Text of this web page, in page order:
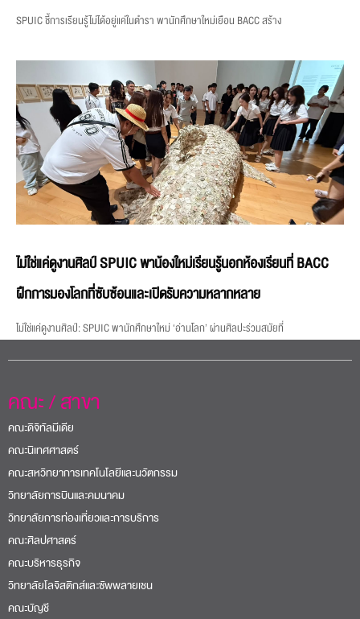
SPUIC ชี้การเรียนรู้ไม่ได้อยู่แค่ในตำรา พานักศึกษาใหม่เยือน BACC สร้าง
ไม่ใช่แค่ดูงานศิลป์ SPUIC พาน้องใหม่เรียนรู้นอกห้องเรียนที่ BACC
ฝึกการมองโลกที่ซับซ้อนและเปิดรับความหลากหลาย
ไม่ใช่แค่ดูงานศิลป์: SPUIC พานักศึกษาใหม่ ‘อ่านโลก’ ผ่านศิลปะร่วมสมัยที่
คณะ / สาขา
คณะดิจิทัลมีเดีย
คณะนิเทศศาสตร์
คณะสหวิทยาการเทคโนโลยีและนวัตกรรม
วิทยาลัยการบินและคมนาคม
วิทยาลัยการท่องเที่ยวและการบริการ
คณะศิลปศาสตร์
คณะบริหารธุรกิจ
วิทยาลัยโลจิสติกส์และซัพพลายเชน
คณะบัญชี